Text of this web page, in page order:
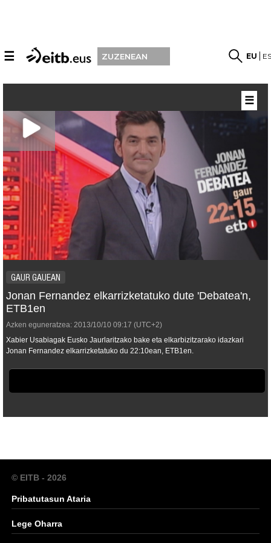
☰ ZUZENEAN EU
GAUR GAUEAN
Jonan Fernandez elkarrizketatuko dute 'Debatea'n,
ETB1en
Azken eguneratzea: 2013/10/10 09:17 (UTC+2)
Xabier Usabiagak Eusko Jaurlaritzako bake eta elkarbizitzarako idazkari
Jonan Fernandez elkarrizketatuko du 22:10ean, ETB1en.
☰
© EITB - 2026
Pribatutasun Ataria
Lege Oharra